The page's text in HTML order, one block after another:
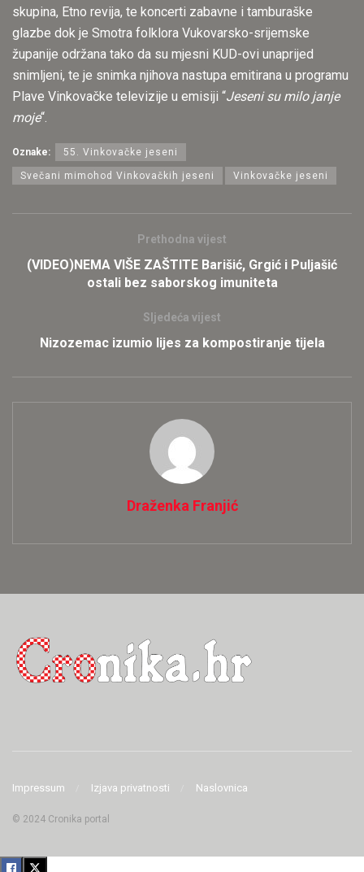
skupina, Etno revija, te koncerti zabavne i tamburaške
glazbe dok je Smotra folklora Vukovarsko-srijemske
županije održana tako da su mjesni KUD-ovi unaprijed
snimljeni, te je snimka njihova nastupa emitirana u programu
Plave Vinkovačke televizije u emisiji “Jeseni su milo janje
moje“.
Oznake: 55. Vinkovačke jeseni
Svečani mimohod Vinkovačkih jeseni Vinkovačke jeseni
Prethodna vijest
(VIDEO)NEMA VIŠE ZAŠTITE Barišić, Grgić i Puljašić
ostali bez saborskog imuniteta
Sljedeća vijest
Nizozemac izumio lijes za kompostiranje tijela
Draženka Franjić
Impressum Izjava privatnosti Naslovnica
© 2024 Cronika portal